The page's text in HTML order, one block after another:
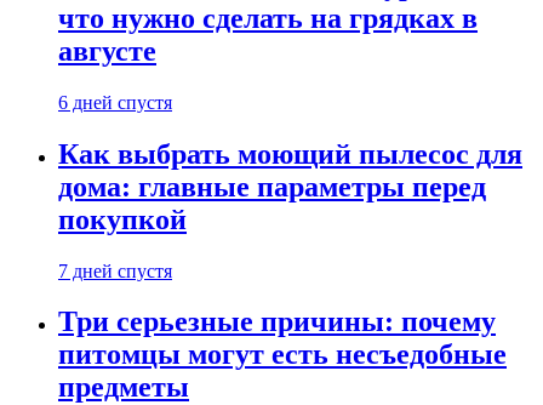
что нужно сделать на грядках в
августе
6 дней спустя
Как выбрать моющий пылесос для
дома: главные параметры перед
покупкой
7 дней спустя
Три серьезные причины: почему
питомцы могут есть несъедобные
предметы